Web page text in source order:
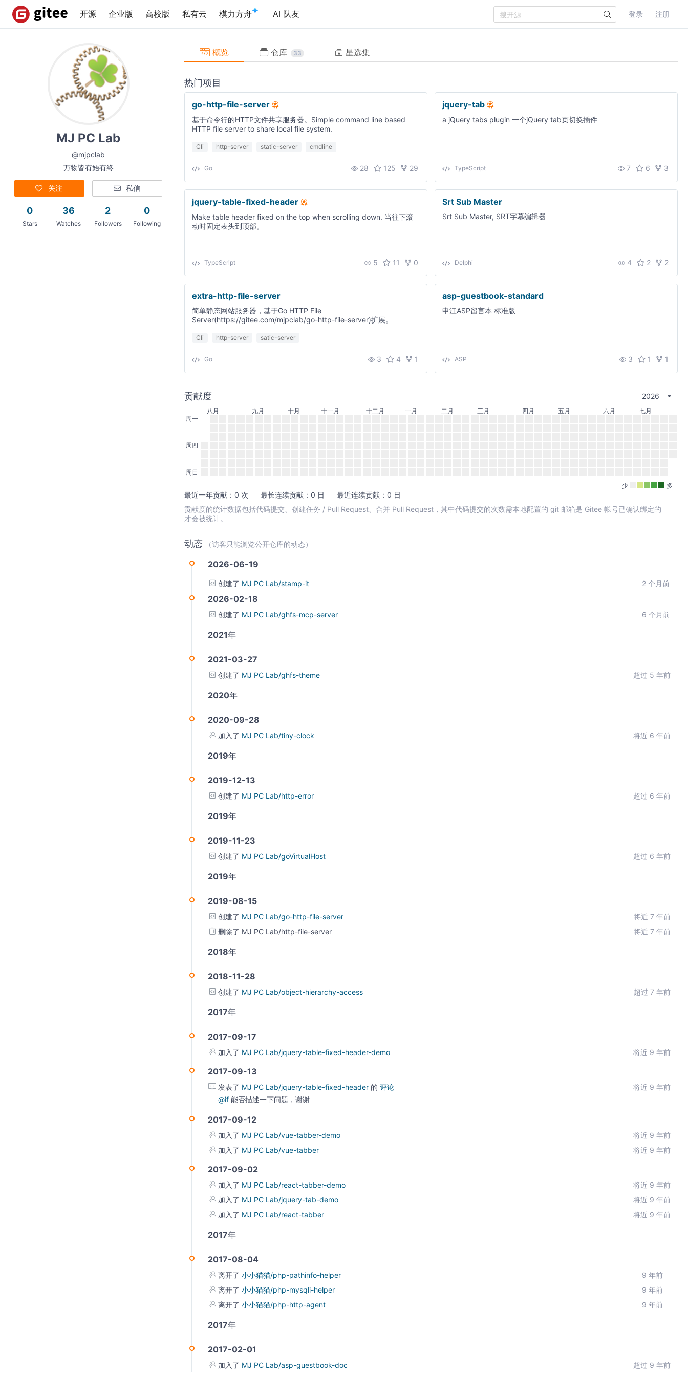
开源 企业版 高校版 私有云 模力方舟 AI 队友 登录 注册
MJ PC Lab
@mjpclab
万物皆有始有终
关注 私信
0
Stars
36
Watches
2
Followers
0
Following
概览 仓库 33 星选集
热门项目
go-http-file-server
基于命令行的HTTP文件共享服务器。Simple command line based
HTTP file server to share local file system.
Cli http-server static-server cmdline
Go 28 125 29
jquery-tab
a jQuery tabs plugin 一个jQuery tab页切换插件
TypeScript 7 6 3
jquery-table-fixed-header
Make table header fixed on the top when scrolling down. 当往下滚
动时固定表头到顶部。
TypeScript 5 11 0
Srt Sub Master
Srt Sub Master, SRT字幕编辑器
Delphi 4 2 2
extra-http-file-server
简单静态网站服务器，基于Go HTTP File
Server(https://gitee.com/mjpclab/go-http-file-server)扩展。
Cli http-server satic-server
Go 3 4 1
asp-guestbook-standard
申江ASP留言本 标准版
ASP 3 1 1
贡献度 2026
周一
周四
周日
八月 九月 十月 十一月 十二月 一月 二月 三月 四月 五月 六月 七月
少 多
最近一年贡献：0 次 最长连续贡献：0 日
最近连续贡献：0 日
贡献度的统计数据包括代码提交、创建任务 / Pull Request、合并 Pull Request，其中代码提交的次数需本地配置的 git 邮箱是 Gitee 帐号已确认绑定的
才会被统计。
动态 （访客只能浏览公开仓库的动态）
2026-06-19
创建了 MJ PC Lab/stamp-it 2 个月前
2026-02-18
创建了 MJ PC Lab/ghfs-mcp-server 6 个月前
2021年
2021-03-27
创建了 MJ PC Lab/ghfs-theme 超过 5 年前
2020年
2020-09-28
加入了 MJ PC Lab/tiny-clock 将近 6 年前
2019年
2019-12-13
创建了 MJ PC Lab/http-error 超过 6 年前
2019年
2019-11-23
创建了 MJ PC Lab/goVirtualHost 超过 6 年前
2019年
2019-08-15
创建了 MJ PC Lab/go-http-file-server
将近 7 年前
删除了 MJ PC Lab/http-file-server 将近 7 年前
2018年
2018-11-28
创建了 MJ PC Lab/object-hierarchy-access 超过 7 年前
2017年
2017-09-17
加入了 MJ PC Lab/jquery-table-fixed-header-demo 将近 9 年前
2017-09-13
发表了 MJ PC Lab/jquery-table-fixed-header 的评论
将近 9 年前
@if 能否描述一下问题，谢谢
2017-09-12
加入了 MJ PC Lab/vue-tabber-demo
将近 9 年前
加入了 MJ PC Lab/vue-tabber 将近 9 年前
2017-09-02
加入了 MJ PC Lab/react-tabber-demo
将近 9 年前
加入了 MJ PC Lab/jquery-tab-demo
将近 9 年前
加入了 MJ PC Lab/react-tabber 将近 9 年前
2017年
2017-08-04
离开了 小小猫猫/php-pathinfo-helper
9 年前
离开了 小小猫猫/php-mysqli-helper
9 年前
离开了 小小猫猫/php-http-agent 9 年前
2017年
2017-02-01
加入了 MJ PC Lab/asp-guestbook-doc 超过 9 年前